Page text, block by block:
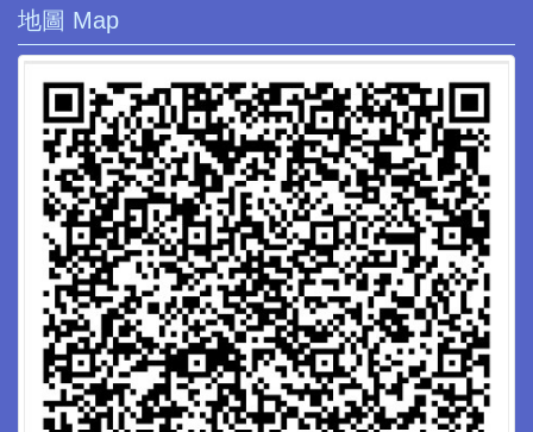
地圖 Map